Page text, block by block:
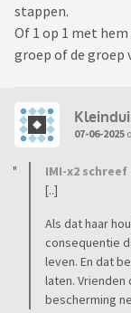
stappen.
Of 1 op 1 met
groep of de groep
07-06-2025
IMI-x2 schreef
[..]
Als dat haar
consequentie
leven. En dat
laten. Vrienden
bescherming